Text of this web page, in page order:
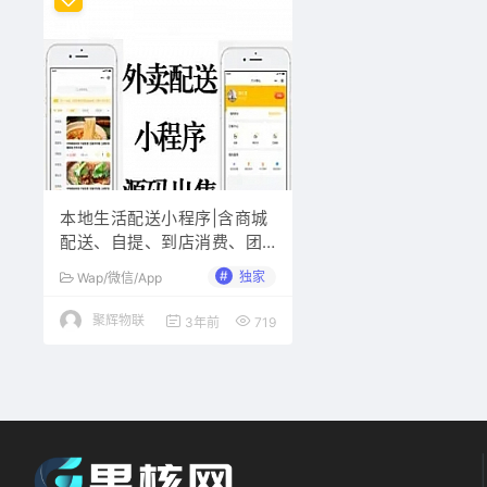
本地生活配送小程序|含商城
配送、自提、到店消费、团
购、等功能|配送类源码出售
Wap/微信/App # 独家
聚辉物联 3年前 719